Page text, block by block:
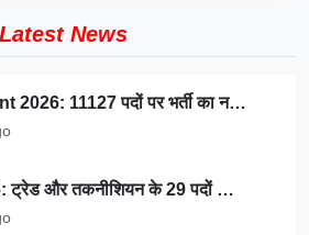
Latest News
11127 पदों पर भर्ती का न…
ट्रेड और तकनीशियन के 29 पदों …